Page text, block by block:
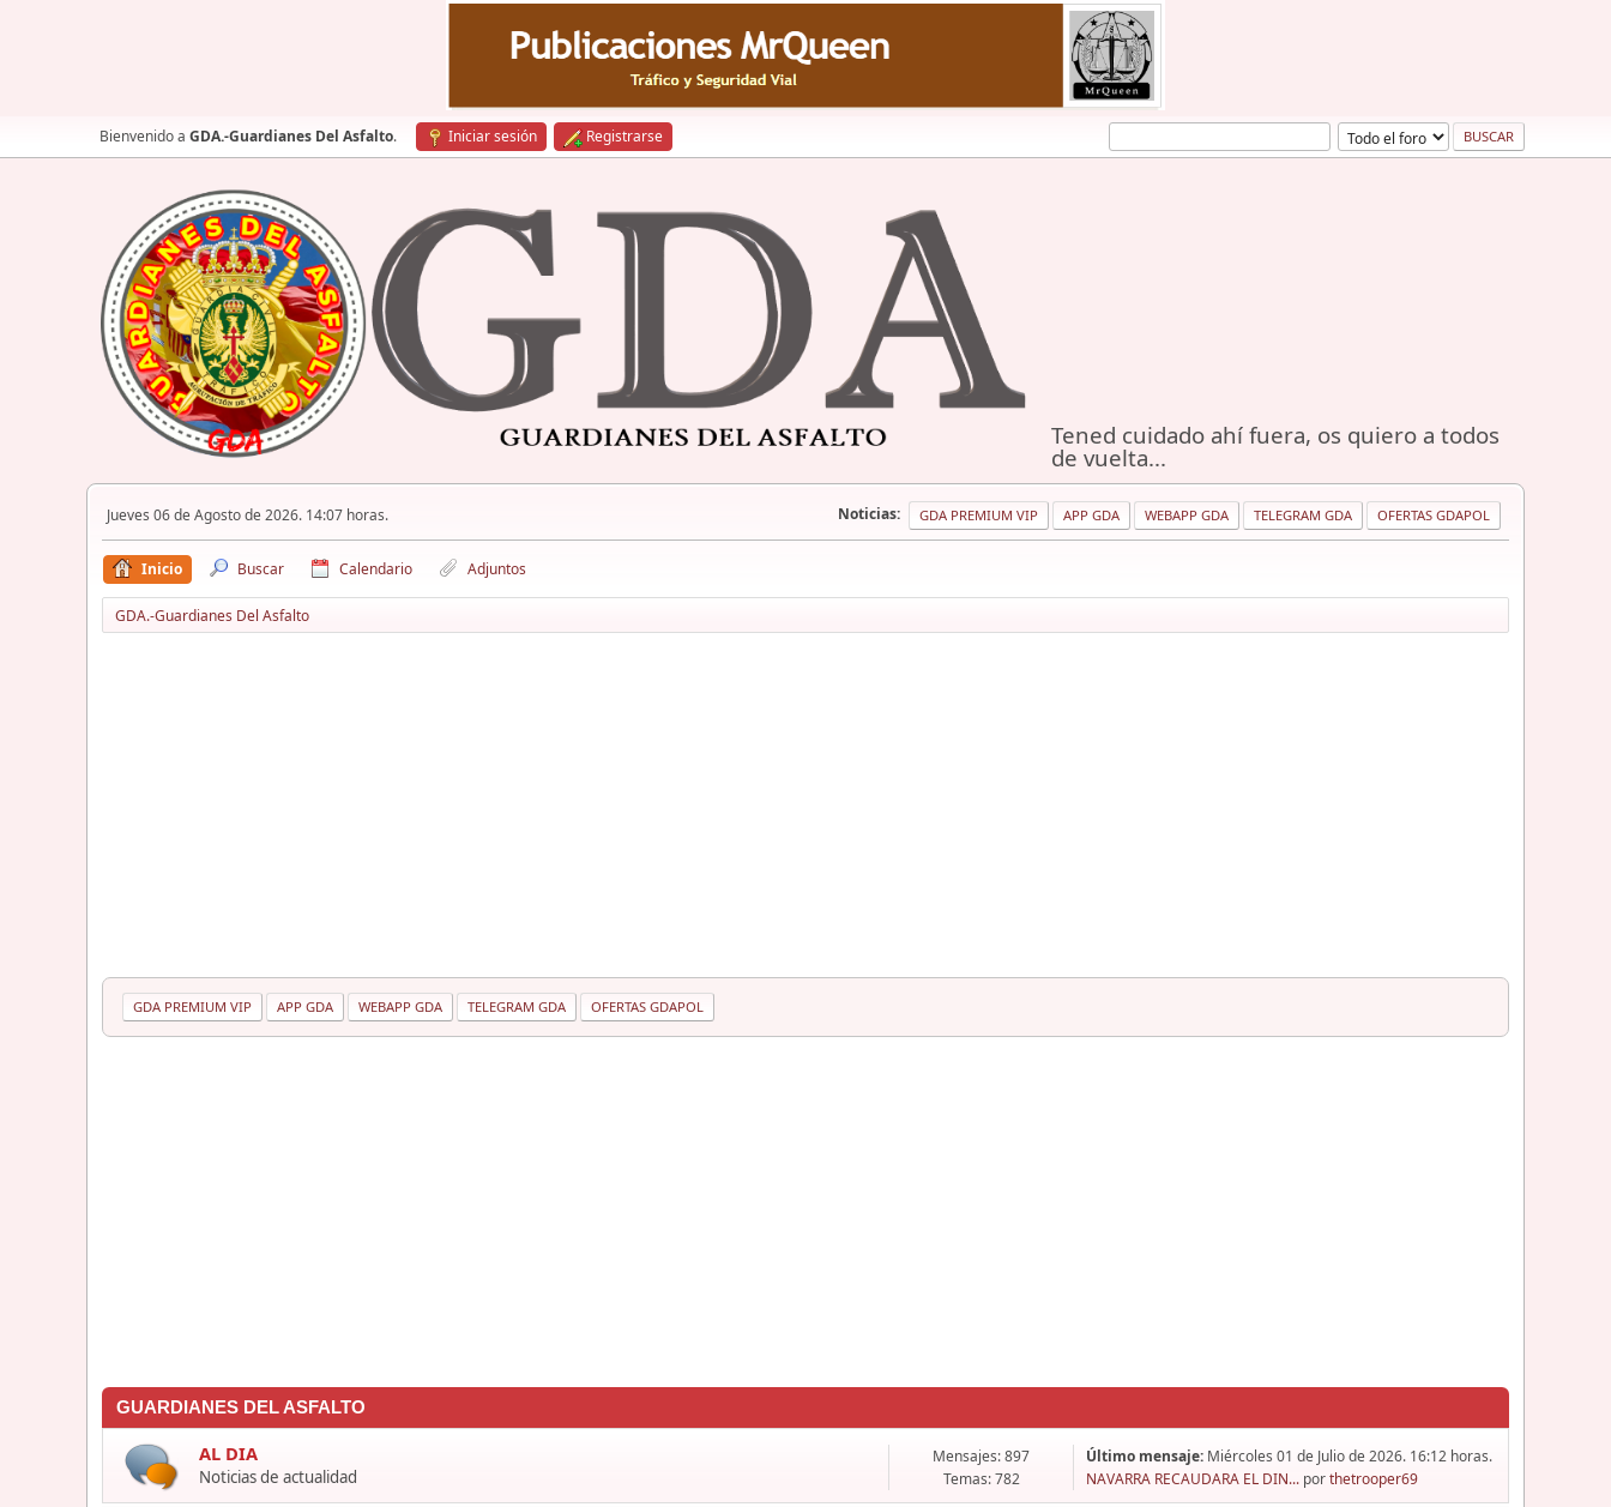
Bienvenido a GDA.-Guardianes Del Asfalto. Iniciar sesión Registrarse
Tened cuidado ahí fuera, os quiero a todos
de vuelta...
Jueves 06 de Agosto de 2026. 14:07 horas. Noticias: GDA PREMIUM VIP APP GDA WEBAPP GDA TELEGRAM GDA OFERTAS GDAPOL
Inicio Buscar Calendario Adjuntos
GDA.-Guardianes Del Asfalto
GDA PREMIUM VIP APP GDA WEBAPP GDA TELEGRAM GDA OFERTAS GDAPOL
GUARDIANES DEL ASFALTO
AL DIA
Noticias de actualidad
Mensajes: 897
Temas: 782
Último mensaje: Miércoles 01 de Julio de 2026. 16:12 horas.
NAVARRA RECAUDARA EL DIN... porthetrooper69